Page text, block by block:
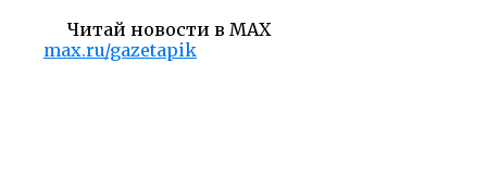
Читай новости в MAX
max.ru/gazetapik